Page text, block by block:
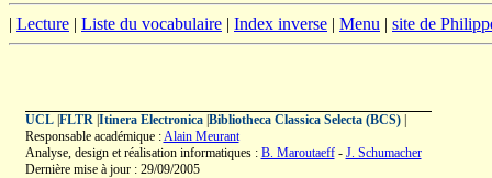
| Lecture | Liste du vocabulaire | Index inverse | Menu | site de
UCL| FLTR| Itinera Electronica| Bibliotheca Classica Selecta (BCS)|
Responsable académique :Alain Meurant
Analyse, design et réalisation informatiques : B. Maroutaeff- J. Schumacher
Dernière mise à jour : 29/09/2005